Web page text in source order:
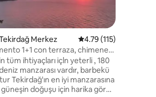
Merkez Calificación promedio:
4.79 (115)
1+1 con terraza, chimenea
mar
tüm ihtiyaçları içln yeterli , 180
manzarası vardır, barbekü
Tekirdağ'ın en iyi manzarasına
doğuşu için harika görüş